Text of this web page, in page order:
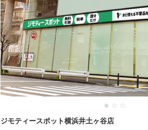
ジモティースポット横浜井土ヶ谷店